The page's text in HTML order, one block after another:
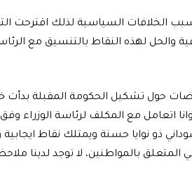
الخلافات السياسية لذلك اقترحت
والحل لهذه النقاط بالتنسيق مع
حول تشكيل الحكومة المقبلة بدأت
اتعامل مع المكلف لرئاسة الوزراء
ذو نوايا حسنة ويمتلك نقاط ايجابية
بالمواطنين، لا توجد لدينا